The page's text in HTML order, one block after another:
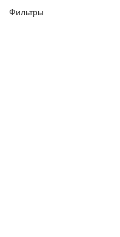
Фильтры